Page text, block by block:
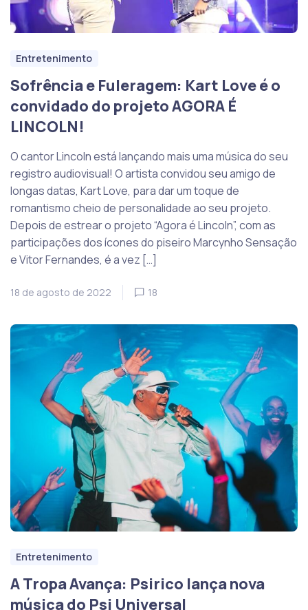
Entretenimento
Sofrência e Fuleragem: Kart Love é o
convidado do projeto AGORA É
LINCOLN!
O cantor Lincoln está lançando mais uma música do seu
registro audiovisual! O artista convidou seu amigo de
longas datas, Kart Love, para dar um toque de
romantismo cheio de personalidade ao seu projeto.
Depois de estrear o projeto “Agora é Lincoln”, com as
participações dos ícones do piseiro Marcynho Sensação
e Vitor Fernandes, é a vez […]
18 de agosto de 2022 18
Entretenimento
A Tropa Avança: Psirico lança nova
música do Psi Universal